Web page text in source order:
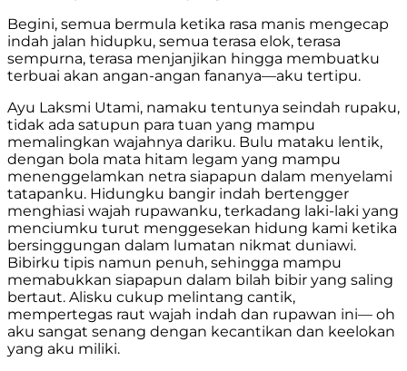
Begini, semua bermula ketika rasa manis mengecap
indah jalan hidupku, semua terasa elok, terasa
sempurna, terasa menjanjikan hingga membuatku
terbuai akan angan-angan fananya—aku tertipu.
Ayu Laksmi Utami, namaku tentunya seindah rupaku,
tidak ada satupun para tuan yang mampu
memalingkan wajahnya dariku. Bulu mataku lentik,
dengan bola mata hitam legam yang mampu
menenggelamkan netra siapapun dalam menyelami
tatapanku. Hidungku bangir indah bertengger
menghiasi wajah rupawanku, terkadang laki-laki yang
menciumku turut menggesekan hidung kami ketika
bersinggungan dalam lumatan nikmat duniawi.
Bibirku tipis namun penuh, sehingga mampu
memabukkan siapapun dalam bilah bibir yang saling
bertaut. Alisku cukup melintang cantik,
mempertegas raut wajah indah dan rupawan ini— oh
aku sangat senang dengan kecantikan dan keelokan
yang aku miliki.